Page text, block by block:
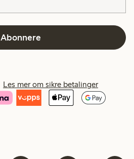
Abonnere
Les mer om sikre betalinger